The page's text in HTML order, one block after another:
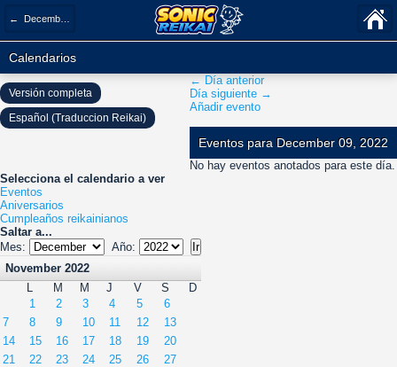
← December 2022
Calendarios
← Día anterior
Día siguiente →
Añadir evento
Eventos para December 09, 2022
No hay eventos anotados para este día.
Selecciona el calendario a ver
Eventos
Aniversarios
Cumpleaños reikainianos
Saltar a...
Mes:
Año:
November 2022
L
M M J V S
D
1
2 3 4 5
6
7
8 9 10 11 12
13
14
15 16 17 18 19
20
21
22 23 24 25 26
27
Versión completa
Español (Traduccion Reikai)